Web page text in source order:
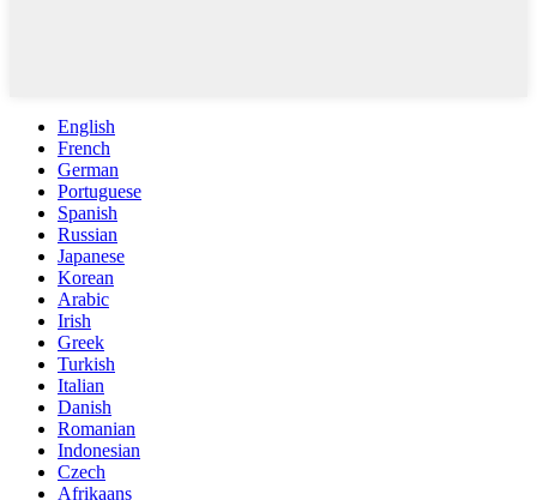
English
French
German
Portuguese
Spanish
Russian
Japanese
Korean
Arabic
Irish
Greek
Turkish
Italian
Danish
Romanian
Indonesian
Czech
Afrikaans